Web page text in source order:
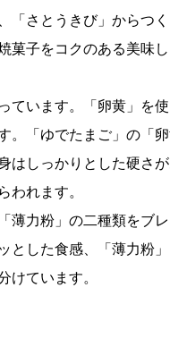
「さとうきび」からつ
菓子をコクのある美味
います。「卵黄」を使
。「ゆでたまご」の「
はしっかりとした硬さが
われます。
薄力粉」の二種類をブ
とした食感、「薄力粉」
けています。